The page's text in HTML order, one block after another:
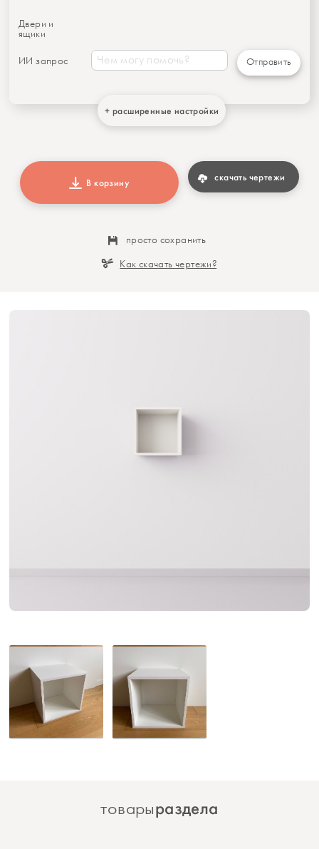
Двери и
ящики
ИИ запрос Отправить
+ расширенные настройки
В корзину скачать чертежи
просто сохранить
Как скачать чертежи?
товарыраздела